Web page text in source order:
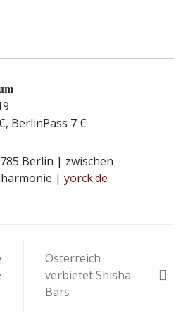
BerlinPass 7 €
Berlin | zwischen
| yorck.de
Österreich
verbietet Shisha-
Bars